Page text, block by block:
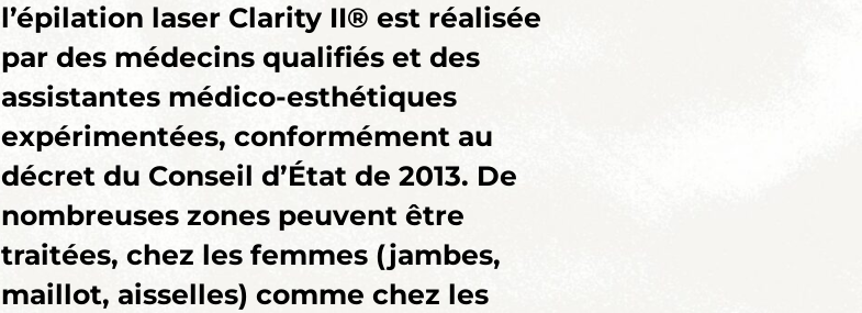
l’épilation laser Clarity II® est réalisée
par des médecins qualifiés et des
assistantes médico-esthétiques
expérimentées, conformément au
décret du Conseil d’État de 2013. De
nombreuses zones peuvent être
traitées, chez les femmes (jambes,
maillot, aisselles) comme chez les